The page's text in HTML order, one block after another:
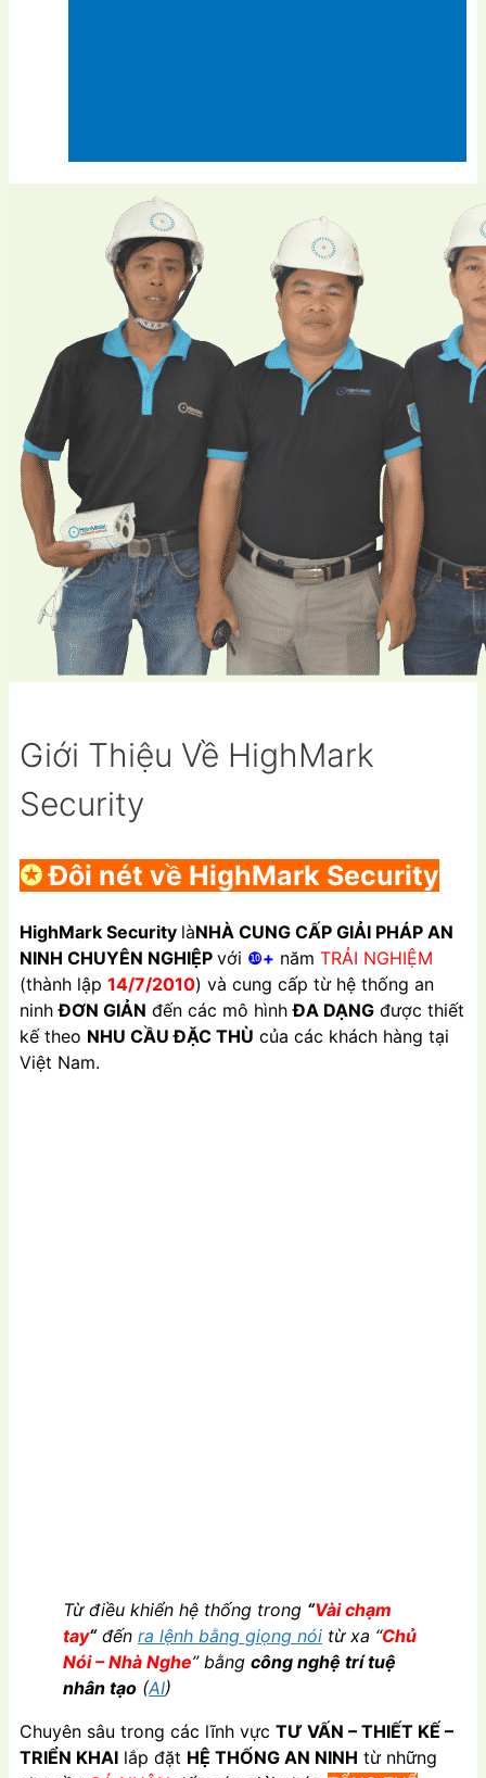
Giới Thiệu Về HighMark
Security
✪Đôi nét về HighMark Security
HighMark Security làNHÀ CUNG CẤP GIẢI PHÁP AN
NINH CHUYÊN NGHIỆP với ❿+ năm TRẢI NGHIỆM
(thành lập 14/7/2010) và cung cấp từ hệ thống an
ninhĐƠN GIẢN đến các mô hìnhĐA DẠNG được thiết
kế theo NHU CẦU ĐẶC THÙ của các khách hàng tại
Việt Nam.
Từ điều khiển hệ thống trong “Vài chạm
tay“đến ra lệnh bằng giọng nói từ xa “Chủ
Nói – Nhà Nghe” bằng công nghệ trí tuệ
nhân tạo (AI)
Chuyên sâu trong các lĩnh vực TƯ VẤN – THIẾT KẾ –
TRIỂN KHAI lắp đặt HỆ THỐNG AN NINH từ những